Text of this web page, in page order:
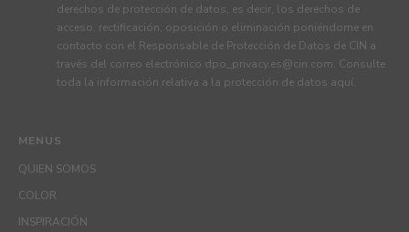
MENUS
QUIEN SOMOS
COLOR
INSPIRACIÓN
derechos de protección de datos, es decir, los derechos de
acceso, rectificación, oposición o eliminación poniéndome en
contacto con el Responsable de Protección de Datos de CIN a
través del correo electrónico dpo_privacy.es@cin.com. Consulte
toda la información relativa a la protección de datos aquí.